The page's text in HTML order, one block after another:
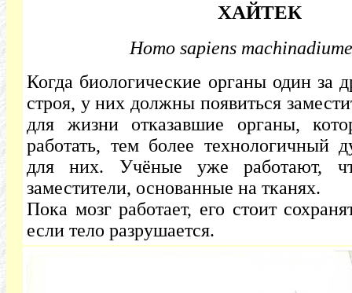
ХАЙТЕК
Homo sapiens
Когда биологические органы один за
строя, у них должны появиться
для жизни отказавшие органы,
работать, тем более технологичный
для них. Учёные уже работают,
заместители, основанные на тканях.
Пока мозг работает, его стоит
если тело разрушается.